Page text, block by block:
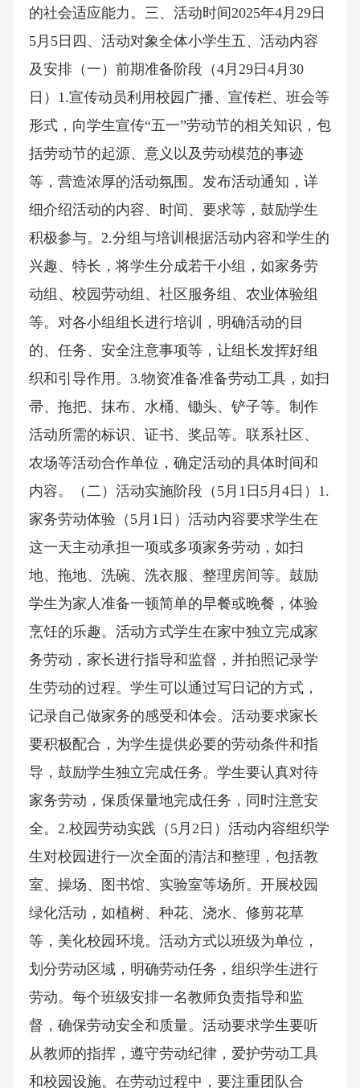
的社会适应能力。三、活动时间2025年4月29日
5月5日四、活动对象全体小学生五、活动内容
及安排（一）前期准备阶段（4月29日4月30
日）1.宣传动员利用校园广播、宣传栏、班会等
形式，向学生宣传“五一”劳动节的相关知识，包
括劳动节的起源、意义以及劳动模范的事迹
等，营造浓厚的活动氛围。发布活动通知，详
细介绍活动的内容、时间、要求等，鼓励学生
积极参与。2.分组与培训根据活动内容和学生的
兴趣、特长，将学生分成若干小组，如家务劳
动组、校园劳动组、社区服务组、农业体验组
等。对各小组组长进行培训，明确活动的目
的、任务、安全注意事项等，让组长发挥好组
织和引导作用。3.物资准备准备劳动工具，如扫
帚、拖把、抹布、水桶、锄头、铲子等。制作
活动所需的标识、证书、奖品等。联系社区、
农场等活动合作单位，确定活动的具体时间和
内容。（二）活动实施阶段（5月1日5月4日）1.
家务劳动体验（5月1日）活动内容要求学生在
这一天主动承担一项或多项家务劳动，如扫
地、拖地、洗碗、洗衣服、整理房间等。鼓励
学生为家人准备一顿简单的早餐或晚餐，体验
烹饪的乐趣。活动方式学生在家中独立完成家
务劳动，家长进行指导和监督，并拍照记录学
生劳动的过程。学生可以通过写日记的方式，
记录自己做家务的感受和体会。活动要求家长
要积极配合，为学生提供必要的劳动条件和指
导，鼓励学生独立完成任务。学生要认真对待
家务劳动，保质保量地完成任务，同时注意安
全。2.校园劳动实践（5月2日）活动内容组织学
生对校园进行一次全面的清洁和整理，包括教
室、操场、图书馆、实验室等场所。开展校园
绿化活动，如植树、种花、浇水、修剪花草
等，美化校园环境。活动方式以班级为单位，
划分劳动区域，明确劳动任务，组织学生进行
劳动。每个班级安排一名教师负责指导和监
督，确保劳动安全和质量。活动要求学生要听
从教师的指挥，遵守劳动纪律，爱护劳动工具
和校园设施。在劳动过程中，要注重团队合